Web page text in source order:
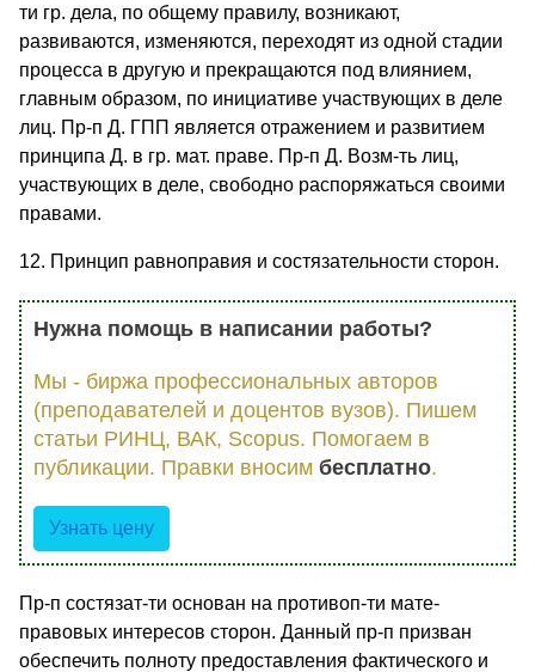
ти гр. дела, по общему правилу, возникают,
развиваются, изменяются, переходят из одной стадии
процесса в другую и прекращаются под влиянием,
главным образом, по инициативе участвующих в деле
лиц. Пр-п Д. ГПП является отражением и развитием
принципа Д. в гр. мат. праве. Пр-п Д. Возм-ть лиц,
участвующих в деле, свободно распоряжаться своими
правами.
12. Принцип равноправия и состязательности сторон.
Нужна помощь в написании работы?
Мы - биржа профессиональных авторов
(преподавателей и доцентов вузов). Пишем
статьи РИНЦ, ВАК, Scopus. Помогаем в
публикации. Правки вносим бесплатно.
Узнать цену
Пр-п состязат-ти основан на противоп-ти мате-
правовых интересов сторон. Данный пр-п призван
обеспечить полноту предоставления фактического и